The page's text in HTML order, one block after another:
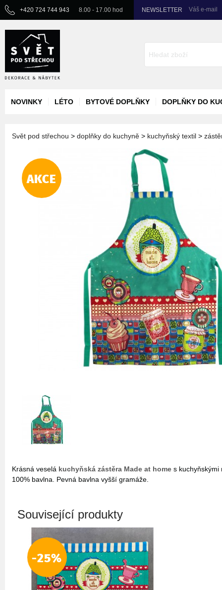
+420 724 744 943 8.00 - 17.00 hod NEWSLETTER Váš e-mail
NOVINKY LÉTO BYTOVÉ DOPLŇKY DOPLŇKY DO
Svět pod střechou > doplňky do kuchyně > kuchyňský textil >
AKCE
Krásná veselá kuchyňská zástěra Made at home s kuchyňskými
100% bavlna. Pevná bavlna vyšší gramáže.
Související produkty
-25%